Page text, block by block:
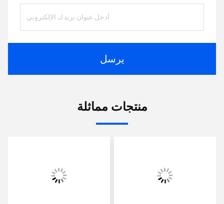
يرسل
منتجات مماثلة